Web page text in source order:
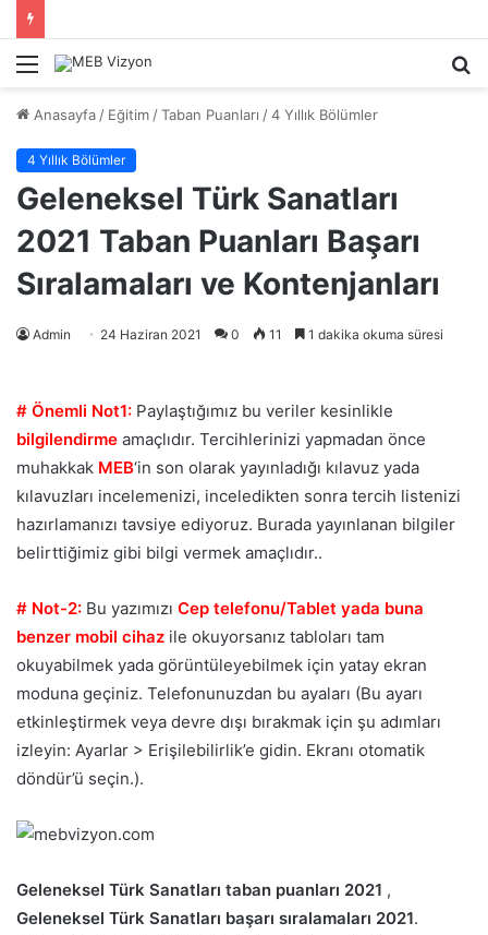
Menü
Anasayfa / Eğitim /Taban Puanları /4 Yıllık Bölümler
4 Yıllık Bölümler
Geleneksel Türk Sanatları
2021 Taban Puanları Başarı
Sıralamaları ve Kontenjanları
Admin 24 Haziran 2021 0 11 1 dakika okuma süresi
# Önemli Not1: Paylaştığımız bu veriler kesinlikle
bilgilendirme amaçlıdır. Tercihlerinizi yapmadan önce
muhakkak MEB‘in son olarak yayınladığı kılavuz yada
kılavuzları incelemenizi, inceledikten sonra tercih listenizi
hazırlamanızı tavsiye ediyoruz. Burada yayınlanan bilgiler
belirttiğimiz gibi bilgi vermek amaçlıdır..
# Not-2: Bu yazımızı Cep telefonu/Tablet yada buna
benzer mobil cihaz ile okuyorsanız tabloları tam
okuyabilmek yada görüntüleyebilmek için yatay ekran
moduna geçiniz. Telefonunuzdan bu ayaları (Bu ayarı
etkinleştirmek veya devre dışı bırakmak için şu adımları
izleyin: Ayarlar > Erişilebilirlik’e gidin. Ekranı otomatik
döndür’ü seçin.).
Geleneksel Türk Sanatları taban puanları 2021 ,
Geleneksel Türk Sanatları başarı sıralamaları 2021.